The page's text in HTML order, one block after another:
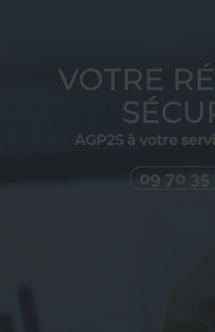
VOTRE
AGP2S à votre
09 70 35